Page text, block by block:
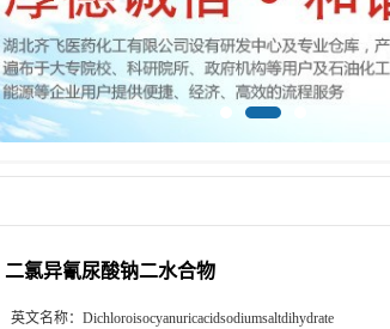
二氯异氰尿酸钠二水合物
英文名称： Dichloroisocyanuricacidsodiumsaltdihydrate